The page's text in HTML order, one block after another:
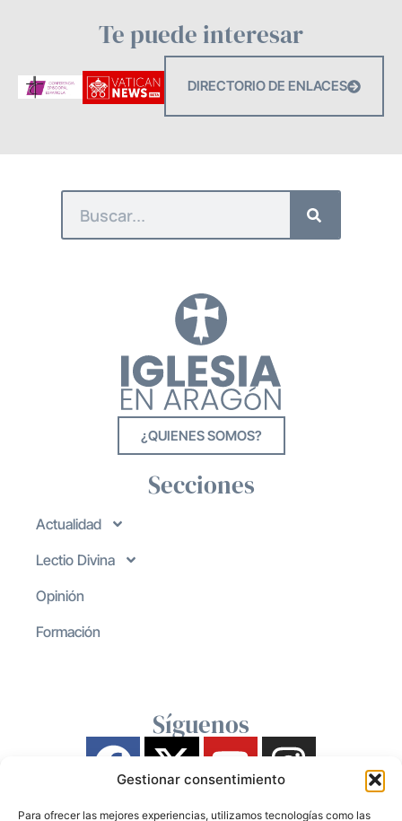
Gestionar consentimiento
Para ofrecer las mejores experiencias, utilizamos tecnologías como las
Te puede interesar
DIRECTORIO DE ENLACES
¿QUIENES SOMOS?
Secciones
Actualidad
Lectio Divina
Opinión
Formación
Síguenos